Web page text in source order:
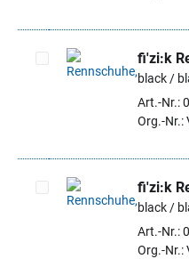
Artikel auswählen
fi'zi:k
black /
Art.-Nr.:
Org.-Nr.:
Artikel auswählen
fi'zi:k
black /
Art.-Nr.:
Org.-Nr.: